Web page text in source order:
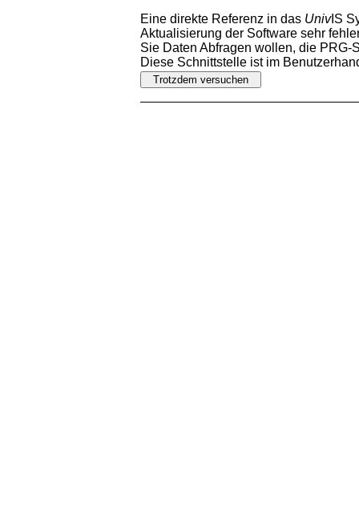
Eine direkte Referenz in das UnivIS
Aktualisierung der Software sehr
Sie Daten Abfragen wollen, die PRG-
Diese Schnittstelle ist im